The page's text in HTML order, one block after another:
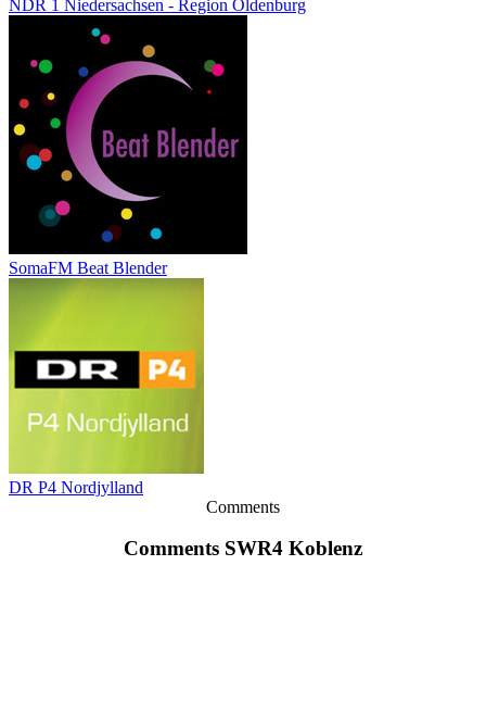
NDR 1 Niedersachsen - Region Oldenburg
SomaFM Beat Blender
DR P4 Nordjylland
Comments
Comments SWR4 Koblenz